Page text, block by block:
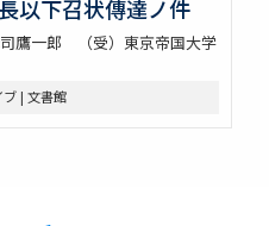
以下召状傳達ノ件
司鷹一郎 （受）東京帝国大学
| 文書館